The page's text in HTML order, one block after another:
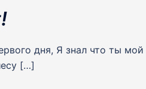
дня, Я знал что ты
[…]